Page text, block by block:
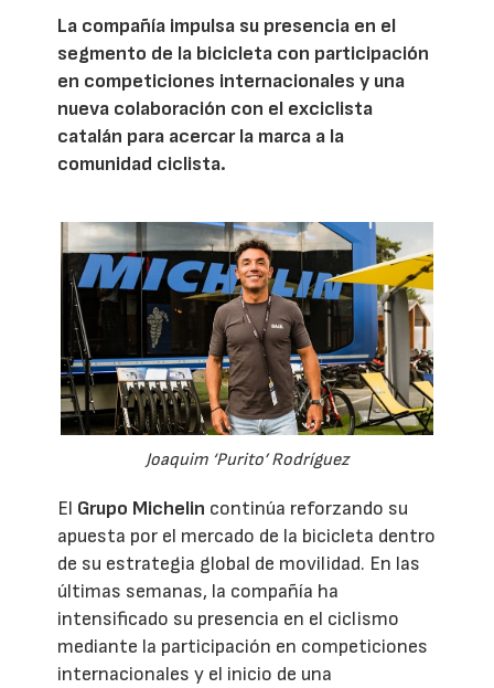
La compañía impulsa su presencia en el
segmento de la bicicleta con participación
en competiciones internacionales y una
nueva colaboración con el exciclista
catalán para acercar la marca a la
comunidad ciclista.
Joaquim ‘Purito’ Rodríguez
El Grupo Michelin continúa reforzando su
apuesta por el mercado de la bicicleta dentro
de su estrategia global de movilidad. En las
últimas semanas, la compañía ha
intensificado su presencia en el ciclismo
mediante la participación en competiciones
internacionales y el inicio de una